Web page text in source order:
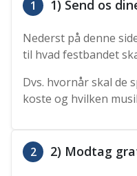
1 1) Send os
Nederst på denne
til hvad festbandet
Dvs. hvornår skal de
koste og hvilken
2 2) Modtag